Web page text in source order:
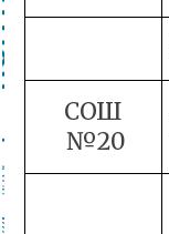
СОШ
№20